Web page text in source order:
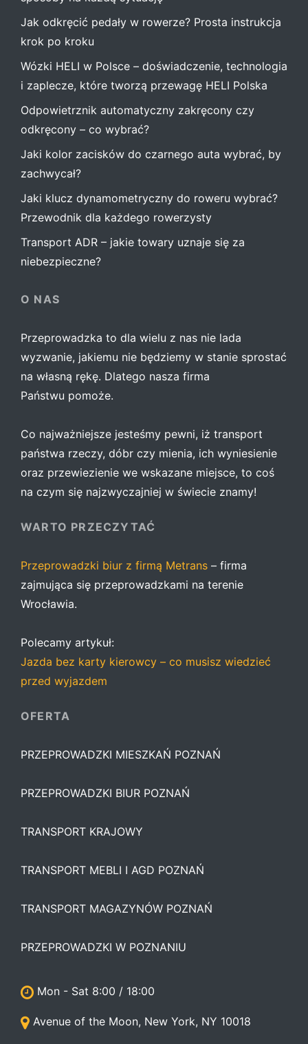
Jak odkręcić pedały w rowerze? Prosta instrukcja
krok po kroku
Wózki HELI w Polsce – doświadczenie, technologia
i zaplecze, które tworzą przewagę HELI Polska
Odpowietrznik automatyczny zakręcony czy
odkręcony – co wybrać?
Jaki kolor zacisków do czarnego auta wybrać, by
zachwycał?
Jaki klucz dynamometryczny do roweru wybrać?
Przewodnik dla każdego rowerzysty
Transport ADR – jakie towary uznaje się za
niebezpieczne?
O NAS
Przeprowadzka to dla wielu z nas nie lada
wyzwanie, jakiemu nie będziemy w stanie sprostać
na własną rękę. Dlatego nasza firma
Państwu pomoże.
Co najważniejsze jesteśmy pewni, iż transport
państwa rzeczy, dóbr czy mienia, ich wyniesienie
oraz przewiezienie we wskazane miejsce, to coś
na czym się najzwyczajniej w świecie znamy!
WARTO PRZECZYTAĆ
Przeprowadzki biur z firmą Metrans – firma
zajmująca się przeprowadzkami na terenie
Wrocławia.
Polecamy artykuł:
Jazda bez karty kierowcy – co musisz wiedzieć
przed wyjazdem
OFERTA
PRZEPROWADZKI MIESZKAŃ POZNAŃ
PRZEPROWADZKI BIUR POZNAŃ
TRANSPORT KRAJOWY
TRANSPORT MEBLI I AGD POZNAŃ
TRANSPORT MAGAZYNÓW POZNAŃ
PRZEPROWADZKI W POZNANIU
Mon - Sat 8:00 / 18:00
Avenue of the Moon, New York, NY 10018